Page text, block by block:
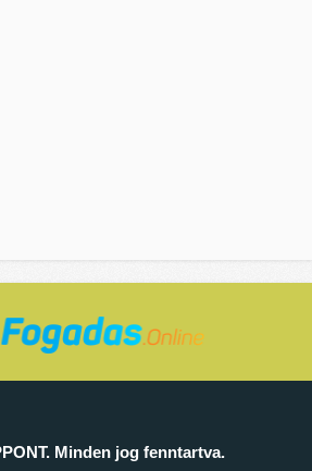
Minden jog fenntartva.